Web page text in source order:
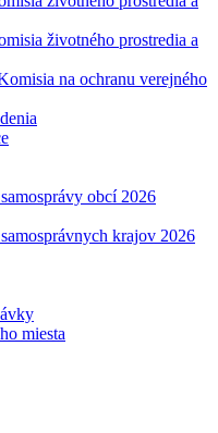
životného prostredia a
na ochranu verejného
obcí 2026
krajov 2026
miesta